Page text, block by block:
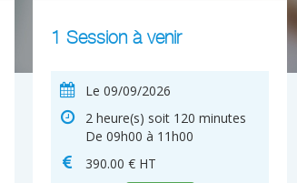
1 Session à venir
Le 09/09/2026
2 heure(s) soit 120 minutes
De 09h00 à 11h00
390.00 € HT